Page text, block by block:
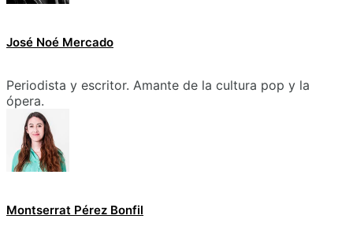
José Noé Mercado
Periodista y escritor. Amante de la cultura pop y la
ópera.
Montserrat Pérez Bonfil